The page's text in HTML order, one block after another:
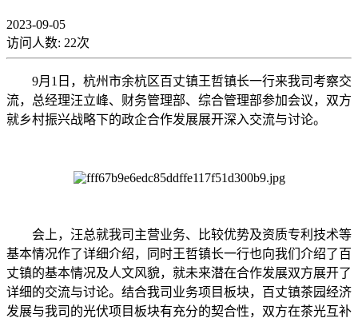
2023-09-05
访问人数: 22次
9月1日， 杭州市余杭区百丈镇王哲镇长一行来我司考察交
流，总经理汪立峰、财务管理部、综合管理部参加会议，双方
就乡村振兴战略下的政企合作发展展开深入交流与讨论。
会上，汪总就我司主营业务、比较优势及资质专利技术等
基本情况作了详细介绍，同时王哲镇长一行也向我们介绍了百
丈镇的基本情况及人文风貌，就未来潜在合作发展双方展开了
详细的交流与讨论。结合我司业务项目板块，百丈镇茶园经济
发展与我司的光伏项目板块有充分的契合性，双方在茶光互补